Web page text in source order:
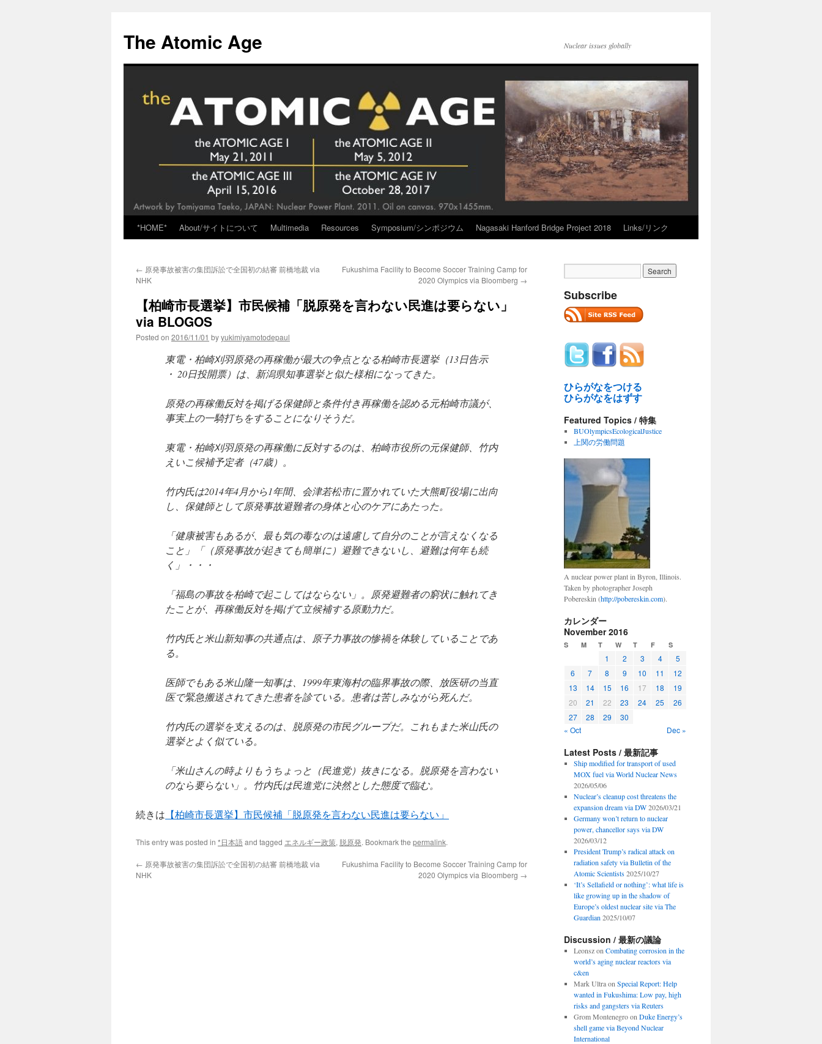
content
The Atomic Age Nuclear issues globally
*HOME* About/サイトについて Multimedia Resources Symposium/シンポジウム Nagasaki Hanford Bridge Project 2018 Links/リンク
← 原発事故被害の集団訴訟で全国初の結審 前橋地裁 via
NHK
Fukushima Facility to Become Soccer Training Camp for
2020 Olympics via Bloomberg →
【柏崎市長選挙】市民候補「脱原発を言わない民進は要らない」
via BLOGOS
Posted on 2016/11/01 byyukimiyamotodepaul
東電・柏崎刈羽原発の再稼働が最大の争点となる柏崎市長選挙（13日告示
・ 20日投開票）は、新潟県知事選挙と似た様相になってきた。
原発の再稼働反対を掲げる保健師と条件付き再稼働を認める元柏崎市議が、
事実上の一騎打ちをすることになりそうだ。
東電・柏崎刈羽原発の再稼働に反対するのは、柏崎市役所の元保健師、竹内
えいこ候補予定者（47歳）。
竹内氏は2014年4月から1年間、会津若松市に置かれていた大熊町役場に出向
し、保健師として原発事故避難者の身体と心のケアにあたった。
「健康被害もあるが、最も気の毒なのは遠慮して自分のことが言えなくなる
こと」「（原発事故が起きても簡単に）避難できないし、避難は何年も続
く」・・・
「福島の事故を柏崎で起こしてはならない」。原発避難者の窮状に触れてき
たことが、再稼働反対を掲げて立候補する原動力だ。
竹内氏と米山新知事の共通点は、原子力事故の惨禍を体験していることであ
る。
医師でもある米山隆一知事は、1999年東海村の臨界事故の際、放医研の当直
医で緊急搬送されてきた患者を診ている。患者は苦しみながら死んだ。
竹内氏の選挙を支えるのは、脱原発の市民グループだ。これもまた米山氏の
選挙とよく似ている。
「米山さんの時よりもうちょっと（民進党）抜きになる。脱原発を言わない
のなら要らない」。竹内氏は民進党に決然とした態度で臨む。
続きは 【柏崎市長選挙】市民候補「脱原発を言わない民進は要らない」
This entry was posted in *日本語and tagged エネルギー政策, 脱原発. Bookmark the permalink.
← 原発事故被害の集団訴訟で全国初の結審 前橋地裁 via
NHK
Fukushima Facility to Become Soccer Training Camp for
2020 Olympics via Bloomberg →
Subscribe
ひらがなをつける
ひらがなをはずす
Featured Topics / 特集
BUOlympicsEcologicalJustice
上関の労働問題
A nuclear power plant in Byron, Illinois.
Taken by photographer Joseph
Pobereskin (http://pobereskin.com).
カレンダー
November 2016
S M T W T F S
1 2 3 4
5
6
7 8 9 10 11
12
13
14 15 16 17 18
19
20
21 22 23 24 25
26
27
28 29
30
« Oct
Dec »
Latest Posts / 最新記事
Ship modified for transport of used
MOX fuel via World Nuclear News
2026/05/06
Nuclear’s cleanup cost threatens the
expansion dream via DW 2026/03/21
Germany won’t return to nuclear
power, chancellor says via DW
2026/03/12
President Trump’s radical attack on
radiation safety via Bulletin of the
Atomic Scientists 2025/10/27
‘It’s Sellafield or nothing’: what life is
like growing up in the shadow of
Europe’s oldest nuclear site via The
Guardian 2025/10/07
Discussion / 最新の議論
Leonszon Combating corrosion in the
world’s aging nuclear reactors via
c&en
Mark Ultraon Special Report: Help
wanted in Fukushima: Low pay, high
risks and gangsters via Reuters
Grom Montenegroon Duke Energy’s
shell game via Beyond Nuclear
International